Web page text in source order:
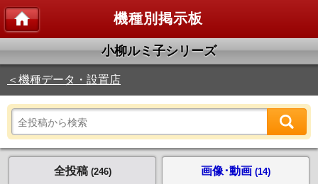
機種別掲示板
小柳ルミ子シリーズ
＜機種データ・設置店
全投稿 (246) 画像･動画 (14)